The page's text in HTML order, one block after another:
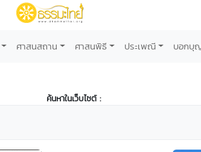
ศาสนสถาน ศาสนพิธี ประเพณี บอกบุ
ค้นหาในเว็บไซต์ :